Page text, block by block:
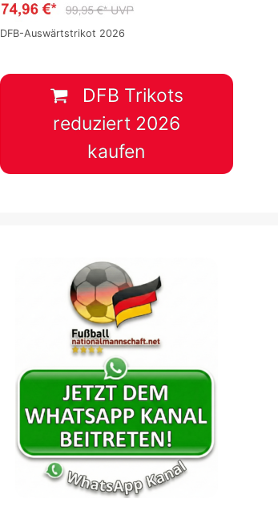
DFB-Auswärtstrikot 2026
DFB Trikots
reduziert 2026
kaufen